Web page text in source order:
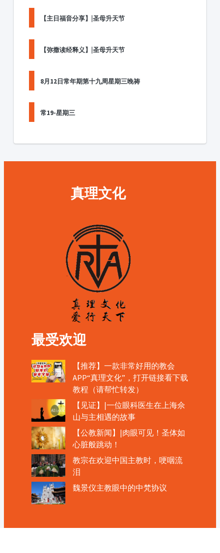
【主日福音分享】|圣母升天节
【弥撒读经释义】|圣母升天节
8月12日常年期第十九周星期三晚祷
常19-星期三
真理文化
最受欢迎
【推荐】一款非常好用的教会
APP“真理文化”，打开链接看下载
教程（请帮忙转发）
【见证】|一位眼科医生在上海佘
山与主相遇的故事
【公教新闻】|肉眼可见！圣体如
心脏般跳动！
教宗在欢迎中国主教时，哽咽流
泪
魏景仪主教眼中的中梵协议